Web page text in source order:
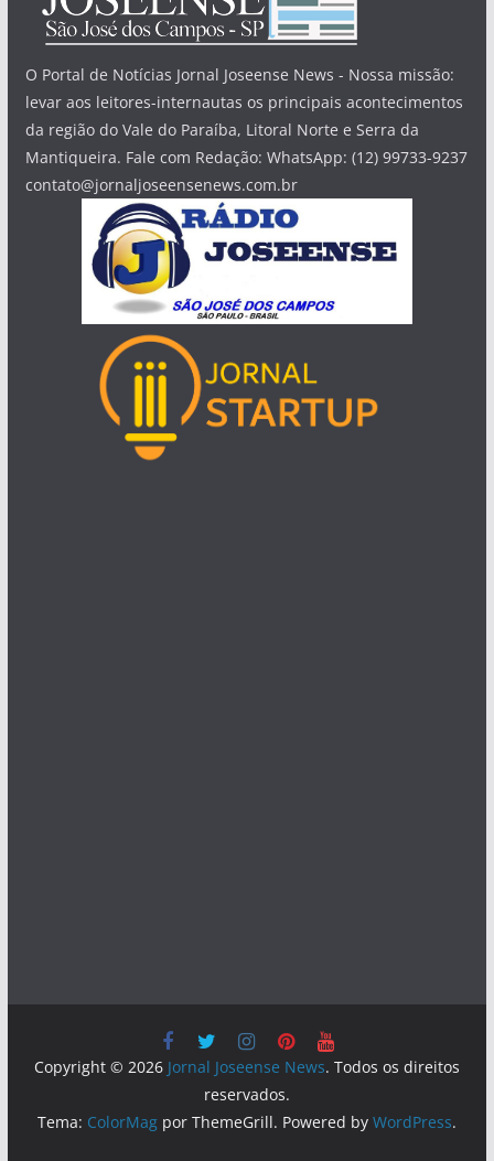
O Portal de Notícias Jornal Joseense News - Nossa missão:
levar aos leitores-internautas os principais acontecimentos
da região do Vale do Paraíba, Litoral Norte e Serra da
Mantiqueira. Fale com Redação: WhatsApp: (12) 99733-9237
contato@jornaljoseensenews.com.br
Copyright © 2026 Jornal Joseense News. Todos os direitos
reservados.
Tema: ColorMagpor ThemeGrill. Powered by WordPress.